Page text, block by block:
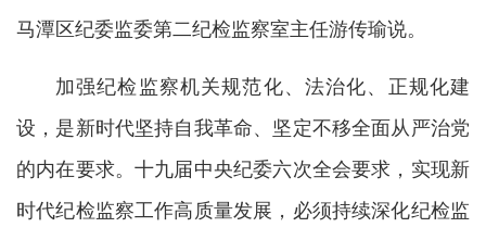
马潭区纪委监委第二纪检监察室主任游传瑜说。
加强纪检监察机关规范化、法治化、正规化建
设，是新时代坚持自我革命、坚定不移全面从严治党
的内在要求。十九届中央纪委六次全会要求，实现新
时代纪检监察工作高质量发展，必须持续深化纪检监